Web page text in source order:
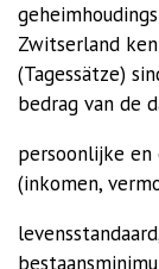
Zwitserland
(Tagessätze)
bedrag van de
persoonlijke en
(inkomen,